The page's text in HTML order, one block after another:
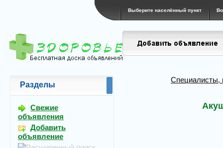
Выберите населённый пункт
Специалисты,
Разделы
Свежие
объявления
Добавить
объявление